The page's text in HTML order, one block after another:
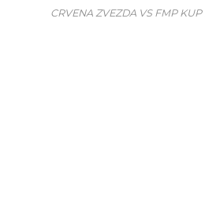
CRVENA ZVEZDA VS FMP